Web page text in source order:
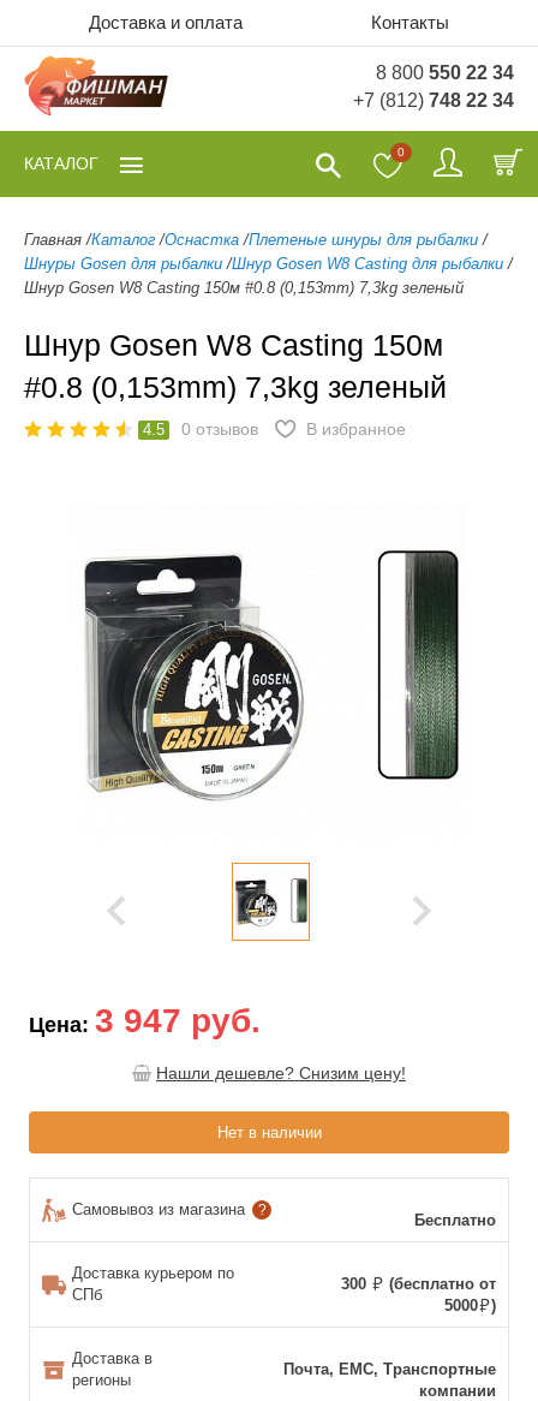
Доставка и оплата Контакты
8 800 550 22 34
+7 (812) 748 22 34
0
КАТАЛОГ
Главная /Каталог /Оснастка /Плетеные шнуры для рыбалки /
Шнуры Gosen для рыбалки /Шнур Gosen W8 Casting для рыбалки /
Шнур Gosen W8 Casting 150м #0.8 (0,153mm) 7,3kg зеленый
Шнур Gosen W8 Casting 150м
#0.8 (0,153mm) 7,3kg зеленый
4.5 0 отзывов В избранное
Цена: 3 947 руб.
Нашли дешевле? Снизим цену!
Нет в наличии
Самовывоз из магазина ?
Бесплатно
Доставка курьером по
СПб
300
(бесплатно от
5000
)
Доставка в
регионы
Почта, ЕМС, Транспортные
компании